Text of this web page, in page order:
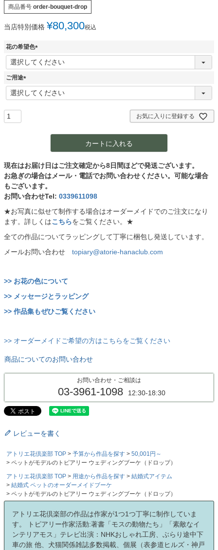
商品番号 order-bouquet-drop
当店特別価格 ¥80,300税込
花の希望色
(
必
ご用途
(
必
お気に入りに登録する
カートに入れる
現在はお届け日はご注文確定から8日間ほどで発送ございます。
お急ぎの場合はメール・電話でお問い合わせください。可能な場合
もございます。
お問い合わせTel: 0339611098
★お写真に似せて制作する場合はオーダーメイドでのご注文になり
ます。詳しくはこちらをご覧ください。★
全ての作品についてラッピングして丁寧に梱包し発送しています。
メールお問い合わせ topiary@atorie-hanaclub.com
>> お花の色について
>> メッセージとラッピング
>> 作品集もぜひご覧ください
>> オーダーメイドご希望の方はこちらをご覧ください
商品についてのお問い合わせ
お問い合わせ・ご相談は
03-3961-1098 12:30-18:30
レビューを書く
アトリエ花倶楽部 TOP 予算から作品を探す
50,001円～
ペットがモデルのトピアリー ウェディングブーケ（ドロップ）
アトリエ花倶楽部 TOP
用途から作品を探す
結婚式アイテム
結婚式 ペットのオーダーメイドブーケ
ペットがモデルのトピアリー ウェディングブーケ（ドロップ）
アトリエ花倶楽部の作品は作家が1つ1つ丁寧に制作していま
す。 トピアリー作家活動:著書「モスの動物たち」「素敵なイ
ンテリアモス」テレビ出演：NHKおしゃれ工房、ぶらり途中下
車の旅 他、犬猫関係雑誌多数掲載、個展（表参道ヒルズ・神戸